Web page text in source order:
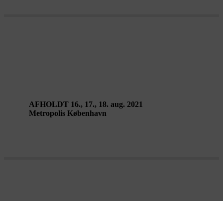
AFHOLDT 16., 17., 18. aug. 2021
Metropolis København